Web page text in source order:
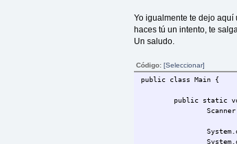
Yo igualmente te dejo
haces tú un intento, te
Un saludo.
Código: [Seleccionar]
public class Main {
public static